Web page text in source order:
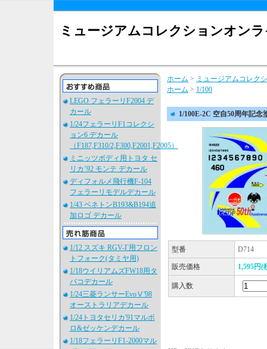
ミュージアムコレクションオン
LEGO フェラーリF2004 デ
カール
1/24フェラーリF1コレクシ
ョン6 デカール
（F187,F310/2,F300,F2001,F2005）
ミニッツボディ用トヨタ セ
リカ’92 モンテ デカール
ディフォルメ飛行機F-104
フェラーリモデルデカール
1/43 ベネトンB193&B194追
加ロゴ デカール
1/12 スズキ RGV-Γ用フロン
トフォーク(タミヤ用)
1/18ウイリアムズFW18用タ
バコデカール
1/24三菱ランサーEvoⅤ'98
オーストラリアデカール
1/24トヨタセリカ'91マルボ
ロ&ゼッケンデカール
1/18フェラーリF1-2000マル
ホーム > ミュージアムコレク
ホーム > 1/100
1/100E-2C 空自50周年記念
型番 D714
販売価格 1,595円(
購入数